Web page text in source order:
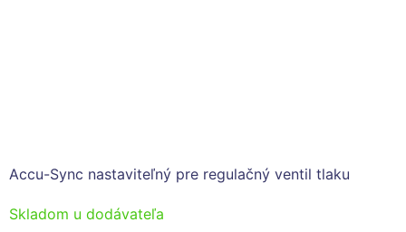
Accu-Sync nastaviteľný pre regulačný ventil tlaku
Skladom u dodávateľa